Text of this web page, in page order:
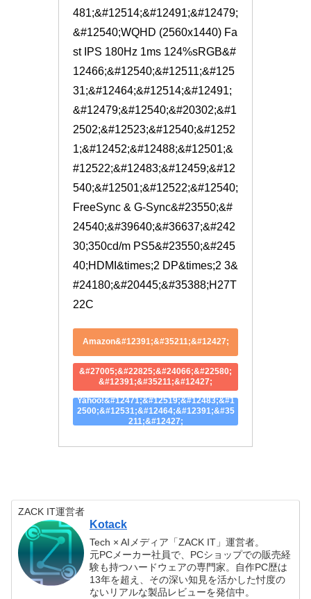
481;&#12514;&#12491;&#12479;
&#12540;WQHD (2560x1440) Fa
st IPS 180Hz 1ms 124%sRGB&#
12466;&#12540;&#12511;&#125
31;&#12464;&#12514;&#12491;
&#12479;&#12540;&#20302;&#1
2502;&#12523;&#12540;&#1252
1;&#12452;&#12488;&#12501;&
#12522;&#12483;&#12459;&#12
540;&#12501;&#12522;&#12540;
FreeSync & G-Sync&#23550;&#
24540;&#39640;&#36637;&#242
30;350cd/m PS5&#23550;&#245
40;HDMI&times;2 DP&times;2 3&
#24180;&#20445;&#35388;H27T
22C
Amazon&#12391;&#35211;&#12427;
&#27005;&#22825;&#24066;&#22580;
&#12391;&#35211;&#12427;
Yahoo!&#12471;&#12519;&#12483;&#1
2500;&#12531;&#12464;&#12391;&#35
211;&#12427;
ZACK IT運営者
Kotack
Tech × AIメディア「ZACK IT」運営者。
元PCメーカー社員で、PCショップでの販売経
験も持つハードウェアの専門家。自作PC歴は
13年を超え、その深い知見を活かした忖度の
ないリアルな製品レビューを発信中。